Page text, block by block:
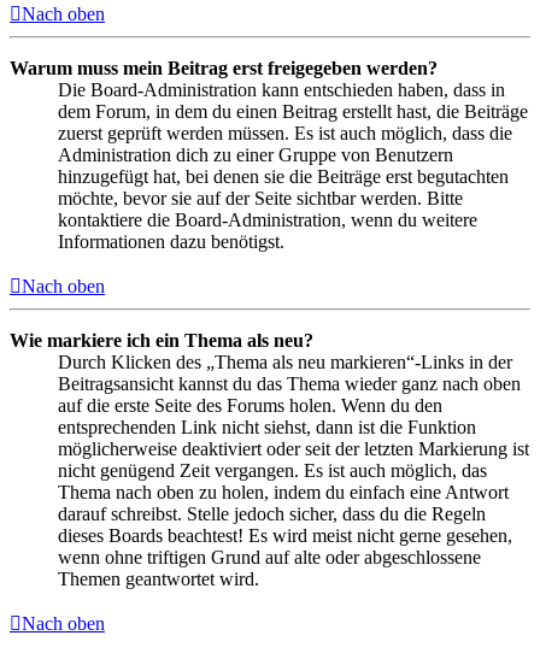
Nach oben
Warum muss mein Beitrag erst freigegeben werden?
Die Board-Administration kann entschieden haben, dass in
dem Forum, in dem du einen Beitrag erstellt hast, die Beiträge
zuerst geprüft werden müssen. Es ist auch möglich, dass die
Administration dich zu einer Gruppe von Benutzern
hinzugefügt hat, bei denen sie die Beiträge erst begutachten
möchte, bevor sie auf der Seite sichtbar werden. Bitte
kontaktiere die Board-Administration, wenn du weitere
Informationen dazu benötigst.
Nach oben
Wie markiere ich ein Thema als neu?
Durch Klicken des „Thema als neu markieren“-Links in der
Beitragsansicht kannst du das Thema wieder ganz nach oben
auf die erste Seite des Forums holen. Wenn du den
entsprechenden Link nicht siehst, dann ist die Funktion
möglicherweise deaktiviert oder seit der letzten Markierung ist
nicht genügend Zeit vergangen. Es ist auch möglich, das
Thema nach oben zu holen, indem du einfach eine Antwort
darauf schreibst. Stelle jedoch sicher, dass du die Regeln
dieses Boards beachtest! Es wird meist nicht gerne gesehen,
wenn ohne triftigen Grund auf alte oder abgeschlossene
Themen geantwortet wird.
Nach oben